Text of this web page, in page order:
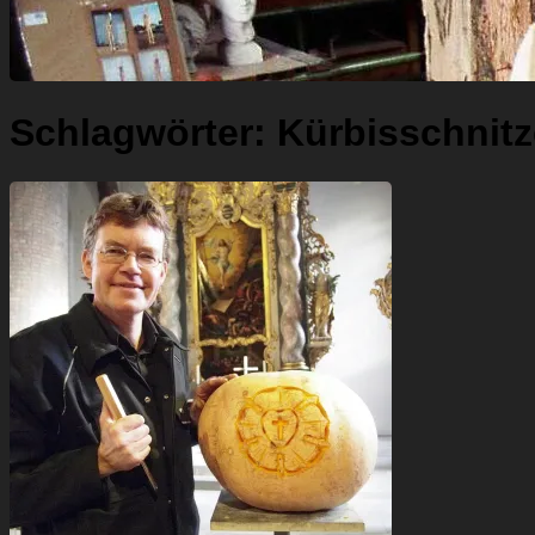
Schlagwörter: